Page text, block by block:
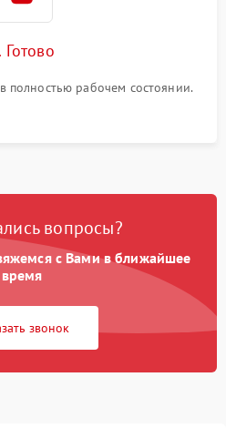
Готово
полностью рабочем состоянии.
вопросы?
с Вами в ближайшее
время
звонок